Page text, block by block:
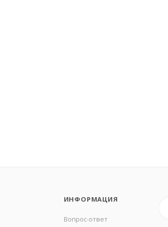
ИНФОРМАЦИЯ
Вопрос-ответ